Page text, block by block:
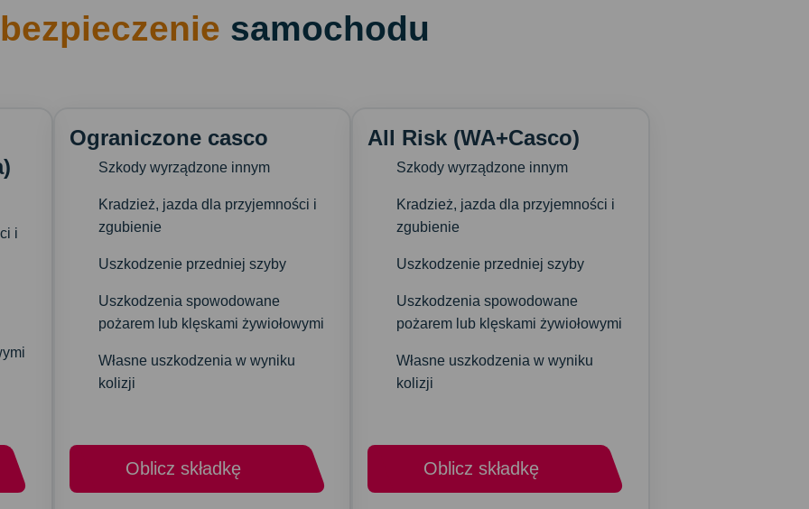
samochodu
i
Ograniczone casco
Szkody wyrządzone innym
Kradzież, jazda dla przyjemności i
zgubienie
Uszkodzenie przedniej szyby
Uszkodzenia spowodowane
pożarem lub klęskami żywiołowymi
Własne uszkodzenia w wyniku
kolizji
Oblicz składkę
All Risk (WA+Casco)
Szkody wyrządzone innym
Kradzież, jazda dla przyjemności i
zgubienie
Uszkodzenie przedniej szyby
Uszkodzenia spowodowane
pożarem lub klęskami żywiołowymi
Własne uszkodzenia w wyniku
kolizji
Oblicz składkę